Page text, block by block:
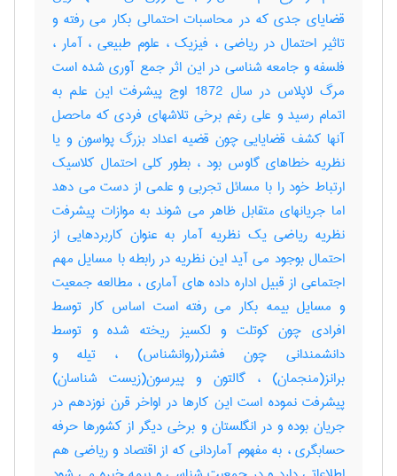
قضایای جدی که در محاسبات احتمالی بکار می رفته و
تاثیر احتمال در ریاضی ، فیزیک ، علوم طبیعی ، آمار ،
فلسفه و جامعه شناسی در این اثر جمع آوری شده است
مرگ لاپلاس در سال 1872 اوج پیشرفت این علم به
اتمام رسید و علی رغم برخی تلاشهای فردی که ماحصل
آنها کشف قضایایی چون قضیه اعداد بزرگ پواسون و یا
نظریه خطاهای گاوس بود ، بطور کلی احتمال کلاسیک
ارتباط خود را با مسائل تجربی و علمی از دست می دهد
اما جریانهای متقابل ظاهر می شوند به موازات پیشرفت
نظریه ریاضی یک نظریه آمار به عنوان کاربردهایی از
احتمال بوجود می آید این نظریه در رابطه با مسایل مهم
اجتماعی از قبیل اداره داده های آماری ، مطالعه جمعیت
و مسایل بیمه بکار می رفته است اساس کار توسط
افرادی چون کوتلت و لکسیز ریخته شده و توسط
دانشمندانی چون فشنر(روانشناس) ، تیله و
برانز(منجمان) ، گالتون و پیرسون(زیست شناسان)
پیشرفت نموده است این کارها در اواخر قرن نوزدهم در
جریان بوده و در انگلستان و برخی دیگر از کشورها حرفه
حسابگری ، به مفهوم آماردانی که از اقتصاد و ریاضی هم